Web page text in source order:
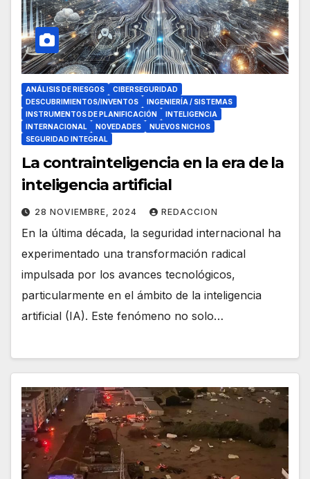
ANÁLISIS DE RIESGOS
CIBERSEGURIDAD
DESCUBRIMIENTOS/INVENTOS
INGENIERÍA / SISTEMAS
INSTRUMENTOS DE PLANIFICACIÓN
INTELIGENCIA
INTERNACIONAL
NOVEDADES
NUEVOS NICHOS
SEGURIDAD INTEGRAL
La contrainteligencia en la era de la
inteligencia artificial
28 NOVIEMBRE, 2024 REDACCION
En la última década, la seguridad internacional ha
experimentado una transformación radical
impulsada por los avances tecnológicos,
particularmente en el ámbito de la inteligencia
artificial (IA). Este fenómeno no solo…